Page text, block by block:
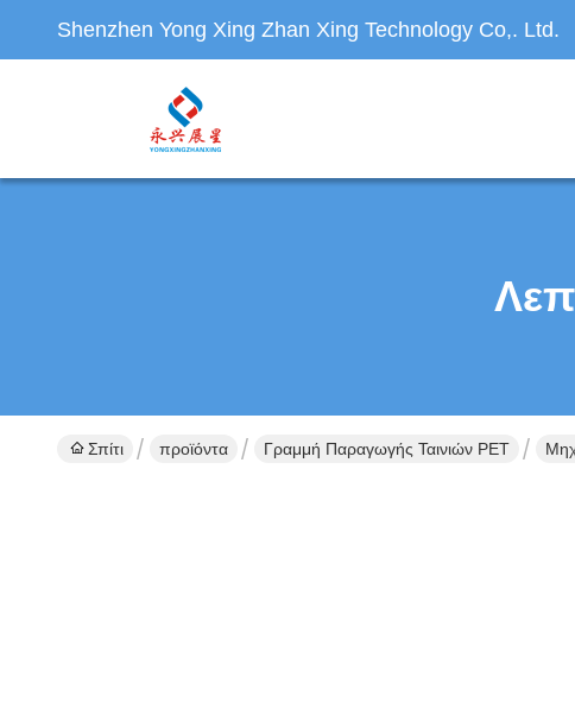
Shenzhen Yong Xing Zhan Xing Technology Co,. Ltd.
Σπίτι προϊόντα Γραμμή Παραγωγής Ταινιών PET